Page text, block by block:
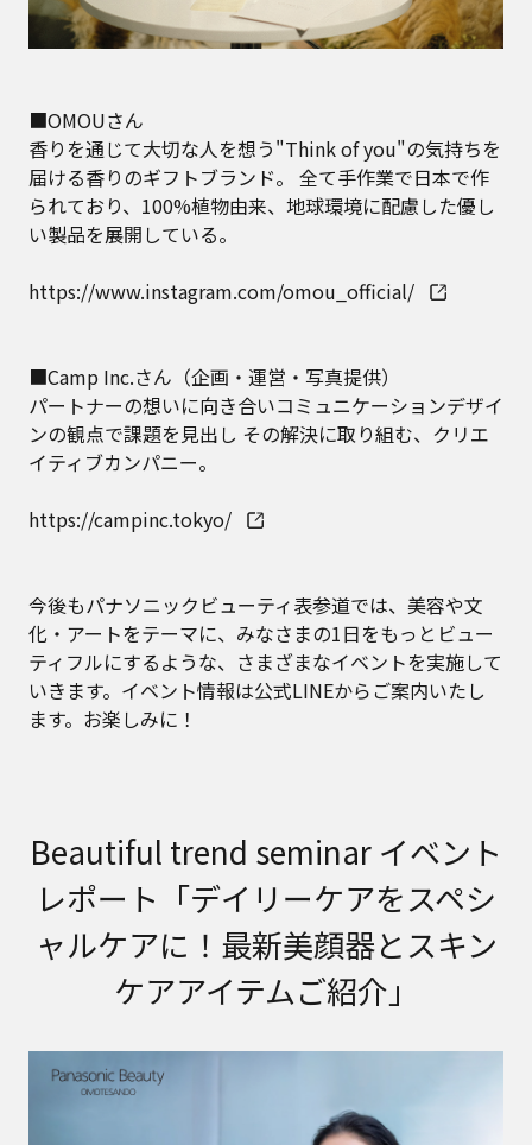
■OMOUさん
香りを通じて大切な人を想う"Think of you"の気持ちを
届ける香りのギフトブランド。 全て手作業で日本で作
られており、100%植物由来、地球環境に配慮した優し
い製品を展開している。
https://www.instagram.com/omou_official/
■Camp Inc.さん（企画・運営・写真提供）
パートナーの想いに向き合いコミュニケーションデザイ
ンの観点で課題を見出し その解決に取り組む、クリエ
イティブカンパニー。
https://campinc.tokyo/
今後もパナソニックビューティ表参道では、美容や文
化・アートをテーマに、みなさまの1日をもっとビュー
ティフルにするような、さまざまなイベントを実施して
いきます。イベント情報は公式LINEからご案内いたし
ます。お楽しみに！
Beautiful trend seminar イベント
レポート「デイリーケアをスペシ
ャルケアに！最新美顔器とスキン
ケアアイテムご紹介」